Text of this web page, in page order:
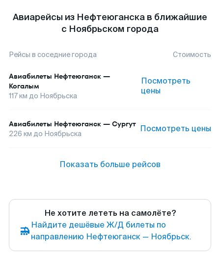
Авиарейсы из Нефтеюганска в ближайшие
с Ноябрьском города
Рейсы в соседние города Стоимость
Авиабилеты Нефтеюганск —
Когалым
117км до Ноябрьска
Посмотреть
цены
Авиабилеты Нефтеюганск — Сургут
226 км до Ноябрьска Посмотреть цены
Показать больше рейсов
Не хотите лететь на самолёте?
Найдите дешёвые Ж/Д билеты по
направлению Нефтеюганск — Ноябрьск.